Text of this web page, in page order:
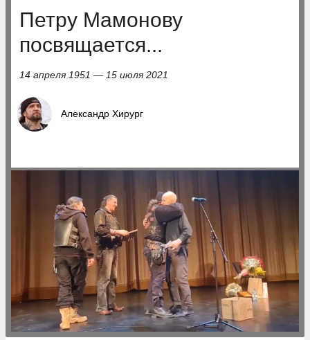
Петру Мамонову
посвящается...
14 апреля 1951 — 15 июля 2021
Александр Хирург